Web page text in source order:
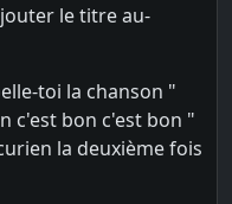
le titre au-
toi la chanson "
c'est bon c'est bon "
la deuxième fois